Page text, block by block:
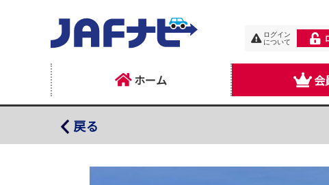
ログイン
について
ホーム 会
戻る
道の駅なないろ・ななえ内 峠下テラス